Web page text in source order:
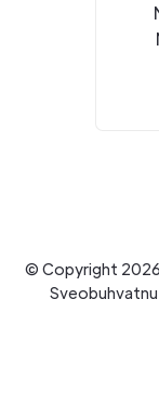
© Copyright 2026